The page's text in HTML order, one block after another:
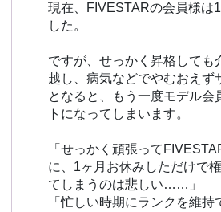
現在、FIVESTARの会員様は
した。
ですが、せっかく昇格しても
越し、病気などでやむおえず
となると、もう一度モデル
トになってしまいます。
「せっかく頑張って
に、1ヶ月お休みしただけで
てしまうのは悲しい……」
「忙しい時期にランクを維持